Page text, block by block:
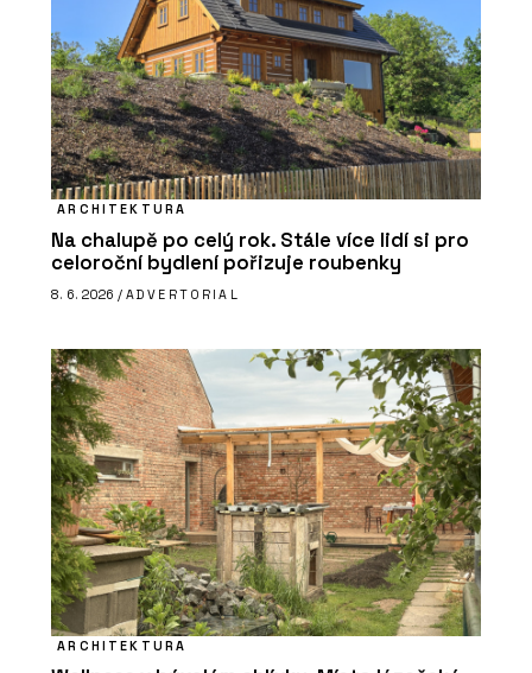
ARCHITEKTURA
Na chalupě po celý rok. Stále více lidí si pro
celoroční bydlení pořizuje roubenky
8. 6. 2026 / ADVERTORIAL
ARCHITEKTURA